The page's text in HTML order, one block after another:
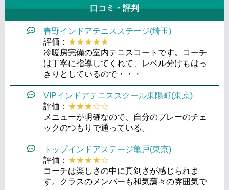
口コミ・評判
春野インドアテニスステージ(埼玉)
評価： ★★★★★
冷暖房完備の室内テニスコートです。コーチ
は丁寧に指導してくれて、レベル分けもはっ
きりとしているので・・・
VIPインドアテニススクール東陽町(東京)
評価： ★★★☆☆
メニューが明確なので、自分のプレーのチェ
ックのつもりで通っている。
トップインドアステージ亀戸(東京)
評価： ★★★★☆
コーチは楽しさの中に真剣さが感じられま
す。クラスのメンバーも和気藹々の雰囲気で